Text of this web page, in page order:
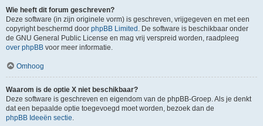
Wie heeft dit forum geschreven?
Deze software (in zijn originele vorm) is geschreven, vrijgegeven en met een
copyright beschermd door phpBB Limited . De software is beschikbaar onder
de GNU General Public License en mag vrij verspreid worden, raadpleeg
over phpBB voor meer informatie.
Omhoog
Waarom is de optie X niet beschikbaar?
Deze software is geschreven en eigendom van de phpBB-Groep. Als je denkt
dat een bepaalde optie toegevoegd moet worden, bezoek dan de
phpBB Ideeën sectie.